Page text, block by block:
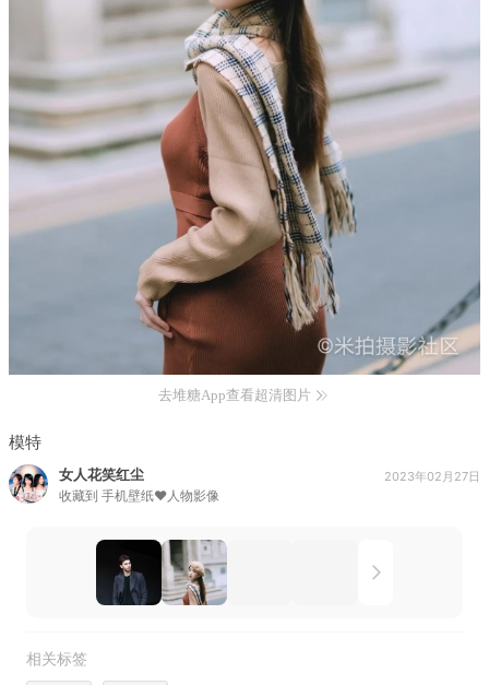
去堆糖App查看超清图片
模特
女人花笑红尘
收藏到 手机壁纸♥人物影像
2023年02月27日
相关标签